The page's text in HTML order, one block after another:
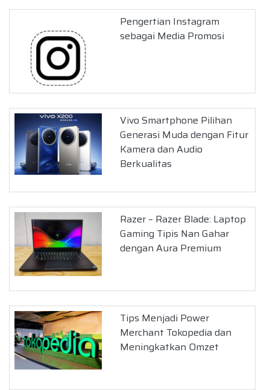
Pengertian Instagram
sebagai Media Promosi
Vivo Smartphone Pilihan
Generasi Muda dengan Fitur
Kamera dan Audio
Berkualitas
Razer – Razer Blade: Laptop
Gaming Tipis Nan Gahar
dengan Aura Premium
Tips Menjadi Power
Merchant Tokopedia dan
Meningkatkan Omzet